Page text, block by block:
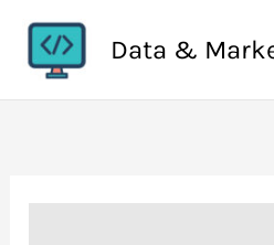
contenu
Data &